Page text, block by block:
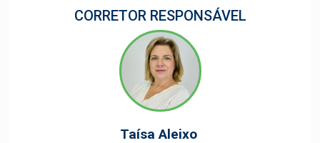
CORRETOR RESPONSÁVEL
Taísa Aleixo